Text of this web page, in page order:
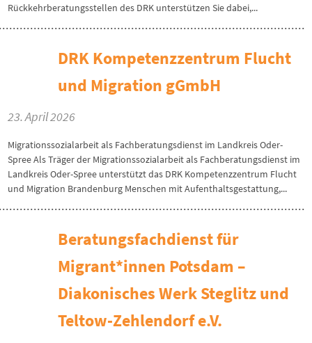
Rückkehrberatungsstellen des DRK unterstützen Sie dabei,...
DRK Kompetenzzentrum Flucht
und Migration gGmbH
23. April 2026
Migrationssozialarbeit als Fachberatungsdienst im Landkreis Oder-
Spree Als Träger der Migrationssozialarbeit als Fachberatungsdienst im
Landkreis Oder-Spree unterstützt das DRK Kompetenzzentrum Flucht
und Migration Brandenburg Menschen mit Aufenthaltsgestattung,...
Beratungsfachdienst für
Migrant*innen Potsdam –
Diakonisches Werk Steglitz und
Teltow-Zehlendorf e.V.